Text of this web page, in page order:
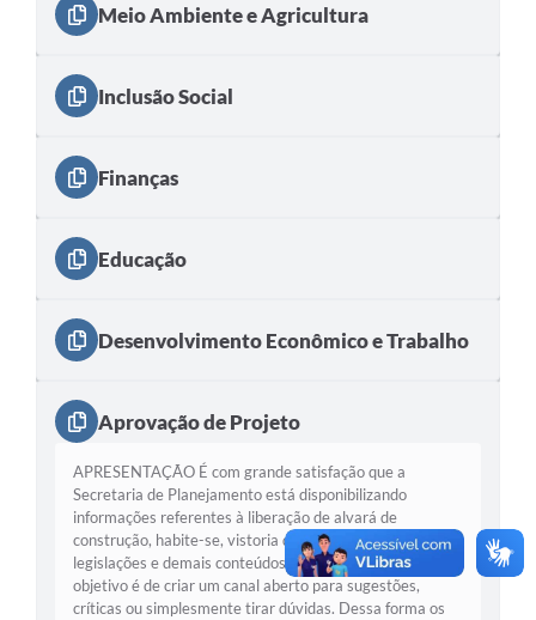
Notícias
Obras
Projetos
Links
Telefones Úteis
Enquete
Jornal
Diário Oficial
Contato
Meio Ambiente e Agricultura
Inclusão Social
Finanças
Educação
Desenvolvimento Econômico e Trabalho
Aprovação de Projeto
APRESENTAÇÃO É com grande satisfação que a
Secretaria de Planejamento está disponibilizando
informações referentes à liberação de alvará de
construção, habite-se, vistoria de obra, certidões,
legislações e demais conteúdos relacionados. Nosso
objetivo é de criar um canal aberto para sugestões,
críticas ou simplesmente tirar dúvidas. Dessa forma os